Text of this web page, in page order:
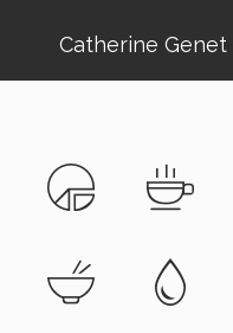
Catherine